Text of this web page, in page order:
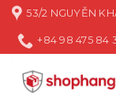
Skip
content
53/2 NGUYỄN
+84 98 475 84